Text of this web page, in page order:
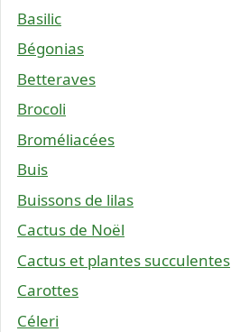
Basilic
Bégonias
Betteraves
Brocoli
Broméliacées
Buis
Buissons de lilas
Cactus de Noël
Cactus et plantes succulentes
Carottes
Céleri